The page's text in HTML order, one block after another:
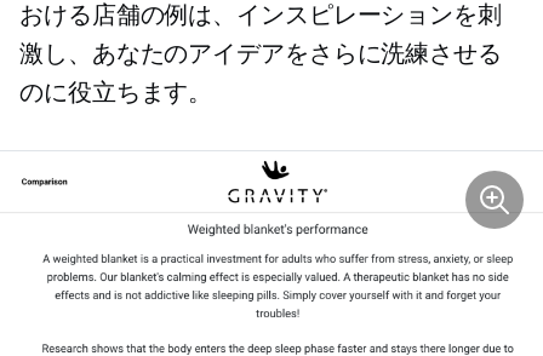
おける店舗の例は、インスピレーションを刺
激し、あなたのアイデアをさらに洗練させる
のに役立ちます。